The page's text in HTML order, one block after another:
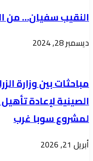
الصف
مع
المسلحة
لتحقيق
الأمن
والاستقرار
النقيب سفيان… من
ديسمبر 28, 2024
مباحثات بين وزارة
الصينية لإعادة
لمشروع سوبا غرب
أبريل 21, 2026